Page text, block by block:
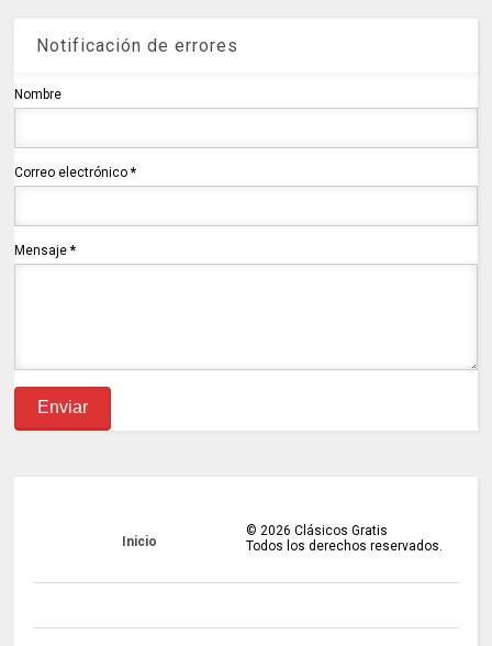
Notificación de errores
Nombre
Correo electrónico*
Mensaje*
Inicio
© 2026 Clásicos Gratis
Todos los derechos reservados.